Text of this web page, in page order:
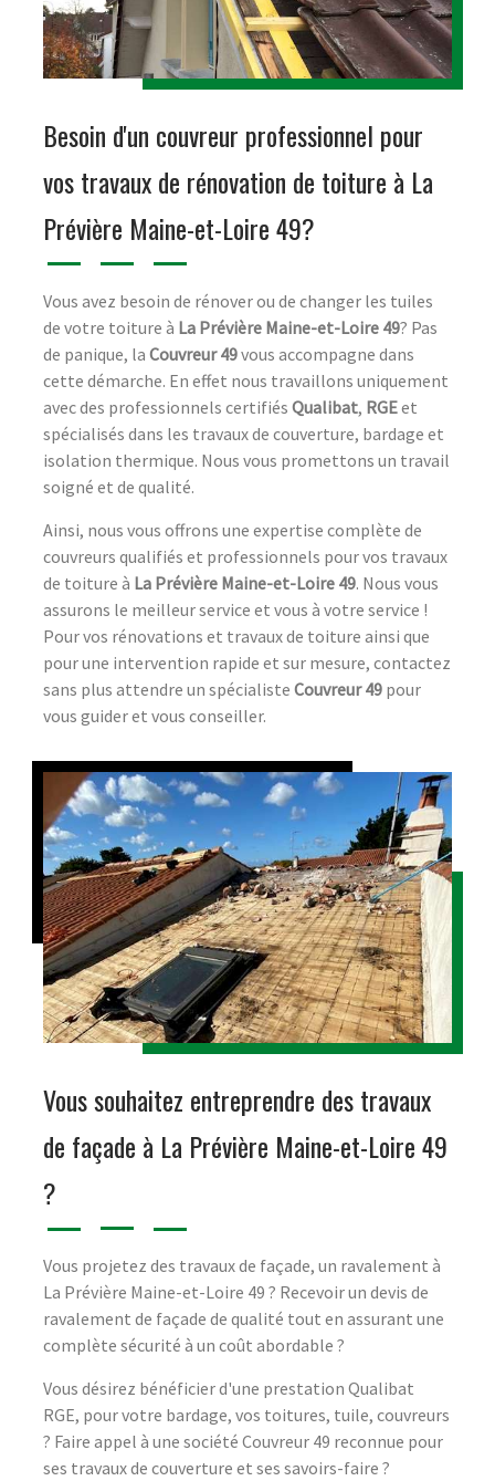
Besoin d'un couvreur professionnel pour
vos travaux de rénovation de toiture à La
Prévière Maine-et-Loire 49?
Vous avez besoin de rénover ou de changer les tuiles
de votre toiture à La Prévière Maine-et-Loire 49? Pas
de panique, la Couvreur 49vous accompagne dans
cette démarche. En effet nous travaillons uniquement
avec des professionnels certifiés Qualibat, RGEet
spécialisés dans les travaux de couverture, bardage et
isolation thermique. Nous vous promettons un travail
soigné et de qualité.
Ainsi, nous vous offrons une expertise complète de
couvreurs qualifiés et professionnels pour vos travaux
de toiture à La Prévière Maine-et-Loire 49. Nous vous
assurons le meilleur service et vous à votre service !
Pour vos rénovations et travaux de toiture ainsi que
pour une intervention rapide et sur mesure, contactez
sans plus attendre un spécialiste Couvreur 49 pour
vous guider et vous conseiller.
Vous souhaitez entreprendre des travaux
de façade à La Prévière Maine-et-Loire 49
?
Vous projetez des travaux de façade, un ravalement à
La Prévière Maine-et-Loire 49 ? Recevoir un devis de
ravalement de façade de qualité tout en assurant une
complète sécurité à un coût abordable ?
Vous désirez bénéficier d'une prestation Qualibat
RGE, pour votre bardage, vos toitures, tuile, couvreurs
? Faire appel à une société Couvreur 49 reconnue pour
ses travaux de couverture et ses savoirs-faire ?